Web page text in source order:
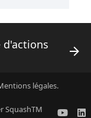
légales.
SquashTM